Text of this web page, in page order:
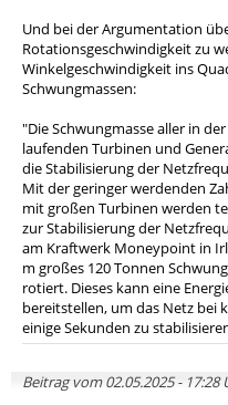
Und bei der Argumentation
Rotationsgeschwindigkeit zu
Winkelgeschwindigkeit ins
Schwungmassen:
"Die Schwungmasse aller in
laufenden Turbinen und
die Stabilisierung der
Mit der geringer werdenden
mit großen Turbinen werden
zur Stabilisierung der
am Kraftwerk Moneypoint in
m großes 120 Tonnen
rotiert. Dieses kann eine
bereitstellen, um das Netz bei
einige Sekunden zu
Beitrag vom 02.05.2025 - 17:28